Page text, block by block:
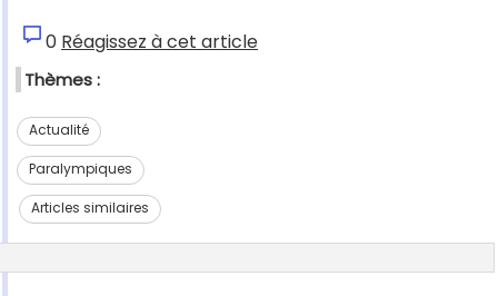
0 Réagissez à cet article
Thèmes :
Actualité
Paralympiques
Articles similaires